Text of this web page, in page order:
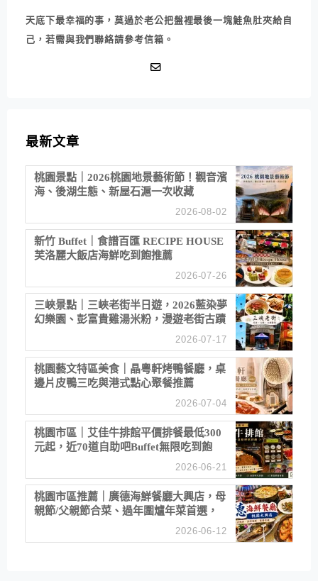
天底下最幸福的事，莫過於老公把盤裡最後一塊鮭魚肚夾給自
己，若需與我們聯絡請參考信箱。
最新文章
桃園景點｜2026桃園地景藝術節！觀音濱
海、後湖生態、新屋石滬一次收藏
2026-08-02
新竹 Buffet｜食譜百匯 RECIPE HOUSE
芙洛麗大飯店海鮮吃到飽推薦
2026-07-26
三峽景點｜三峽老街半日遊，2026藍染夢
幻樂園、彭富貴雞湯米粉，漫遊老街古蹟
2026-07-17
桃園藝文特區美食｜晶粵軒烤鴨餐廳，桌
邊片皮鴨三吃與港式點心聚餐推薦
2026-07-04
桃園市區｜艾佳牛排館平價排餐最低300
元起，近70道自助吧Buffet無限吃到飽
2026-06-21
桃園市區推薦｜廣德海鮮餐廳大興店，母
親節/父親節合菜、過年圍爐年菜首選，
2026-06-12